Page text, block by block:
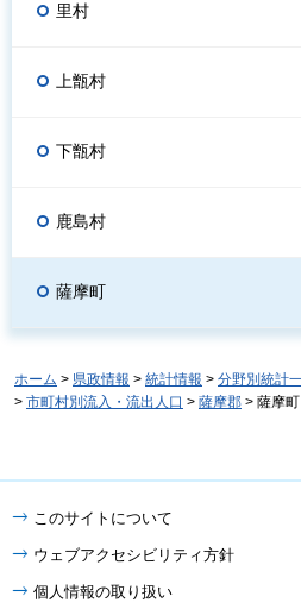
里村
上甑村
下甑村
鹿島村
薩摩町
ホーム > 県政情報 > 統計情報 > 分野別統計
> 市町村別流入・流出人口 > 薩摩郡 > 薩摩町
このサイトについて
ウェブアクセシビリティ方針
個人情報の取り扱い